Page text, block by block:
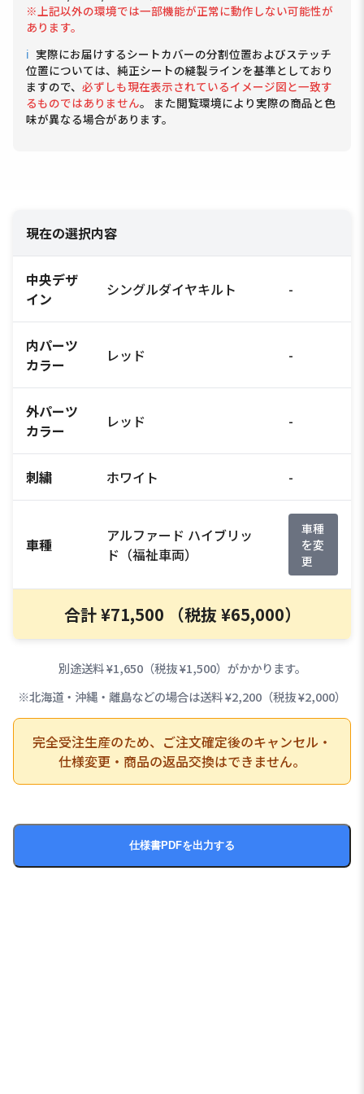
※上記以外の環境では一部機能が正常に動作しない可能性が
あります。
ℹ 実際にお届けするシートカバーの分割位置およびステッチ
位置については、純正シートの縫製ラインを基準としており
ますので、 必ずしも現在表示されているイメージ図と一致す
るものではありません。 また閲覧環境により実際の商品と色
味が異なる場合があります。
現在の選択内容
中央デザ
イン
シングルダイヤキルト -
内パーツ
カラー
レッド -
外パーツ
カラー
レッド -
刺繍 ホワイト -
車種
アルファード ハイブリッ
ド（福祉車両）
車種
を変
更
合計 ¥71,500 （税抜 ¥65,000）
別途送料 ¥1,650（税抜 ¥1,500）がかかります。
※北海道・沖縄・離島などの場合は送料 ¥2,200（税抜 ¥2,000）
完全受注生産のため、ご注文確定後のキャンセル・
仕様変更・商品の返品交換はできません。
仕様書PDFを出力する